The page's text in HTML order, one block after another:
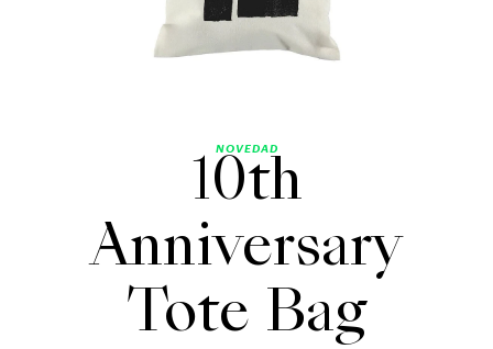
NOVEDAD
10th
Anniversary
Tote Bag